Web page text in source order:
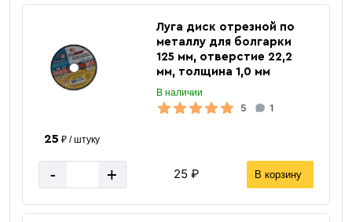
Луга диск отрезной по
металлу для болгарки
125 мм, отверстие 22,2
мм, толщина 1,0 мм
В наличии
5 1
25 ₽ / штуку
- + 25 ₽ В корзину
«Быстрый заказ»